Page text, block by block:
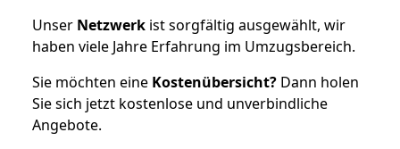
Unser Netzwerk ist sorgfältig ausgewählt, wir
haben viele Jahre Erfahrung im Umzugsbereich.
Sie möchten eine Kostenübersicht? Dann holen
Sie sich jetzt kostenlose und unverbindliche
Angebote.